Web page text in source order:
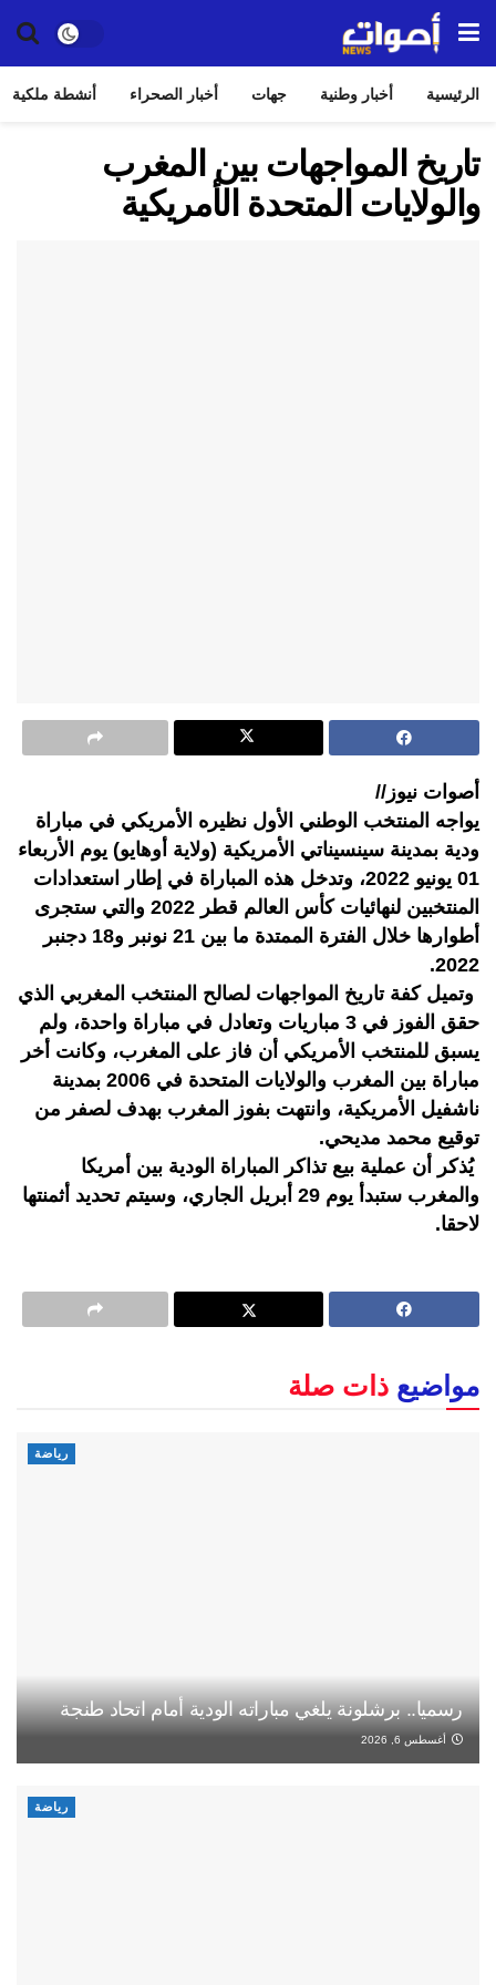
الرئيسية أخبار وطنية جهات أخبار الصحراء أنشطة ملكية
تاريخ المواجهات بين المغرب
والولايات المتحدة الأمريكية
أصوات نيوز//
يواجه المنتخب الوطني الأول نظيره الأمريكي في مباراة
ودية بمدينة سينسيناتي الأمريكية (ولاية أوهايو) يوم الأربعاء
01 يونيو 2022، وتدخل هذه المباراة في إطار استعدادات
المنتخبين لنهائيات كأس العالم قطر 2022 والتي ستجرى
أطوارها خلال الفترة الممتدة ما بين 21 نونبر و18 دجنبر
2022.
وتميل كفة تاريخ المواجهات لصالح المنتخب المغربي الذي
حقق الفوز في 3 مباريات وتعادل في مباراة واحدة، ولم
يسبق للمنتخب الأمريكي أن فاز على المغرب، وكانت أخر
مباراة بين المغرب والولايات المتحدة في 2006 بمدينة
ناشفيل الأمريكية، وانتهت بفوز المغرب بهدف لصفر من
توقيع محمد مديحي.
يُذكر أن عملية بيع تذاكر المباراة الودية بين أمريكا
والمغرب ستبدأ يوم 29 أبريل الجاري، وسيتم تحديد أثمنتها
لاحقا.
مواضيع ذات صلة
رياضة
رسميا.. برشلونة يلغي مباراته الودية أمام اتحاد طنجة
أغسطس 6, 2026
رياضة